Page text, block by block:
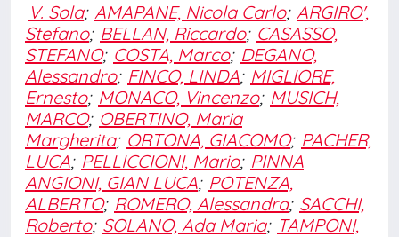
V. Sola; AMAPANE, Nicola Carlo; ARGIRO',
Stefano; BELLAN, Riccardo; CASASSO,
STEFANO; COSTA, Marco; DEGANO,
Alessandro; FINCO, LINDA; MIGLIORE,
Ernesto; MONACO, Vincenzo; MUSICH,
MARCO; OBERTINO, Maria
Margherita; ORTONA, GIACOMO; PACHER,
LUCA; PELLICCIONI, Mario; PINNA
ANGIONI, GIAN LUCA; POTENZA,
ALBERTO; ROMERO, Alessandra; SACCHI,
Roberto; SOLANO, Ada Maria; TAMPONI,